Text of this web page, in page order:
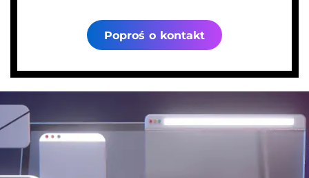
Poproś o kontakt